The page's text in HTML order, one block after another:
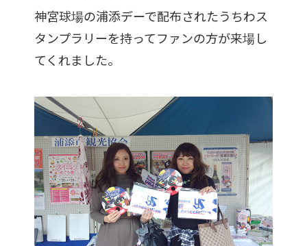
神宮球場の浦添デーで配布されたうちわス
タンプラリーを持ってファンの方が来場し
てくれました。